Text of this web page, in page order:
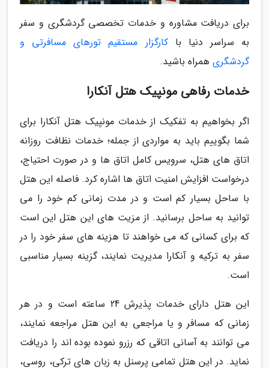
برای دریافت مشاوره و خدمات تخصصی گردشگری و سفر
به سراسر دنیا باکارگزار مستقیم تورهای مسافرتی و
گردشگری همراه باشید.
خدمات رفاهی مونپیک هتل آنکارا
اگر بخواهیم به تفکیک از خدمات مونپیک هتل آنکارا برای
شما بگوییم باید به مواردی از جمله؛ خدمات نظافت روزانه
اتاق های هتل، سرویس کامل اتاق ها و در صورت احتیاج،
درخواست افزایش امنیت اتاق ها اشاره کرد. فاصله این هتل
با ساحل بسیار کم است و در مدت زمانی کم خود را می
توانید به ساحل برسانید. از مزیت های این هتل این است
که برای کسانی که می خواهند تا هزینه های سفر خود را در
سفر به ترکیه و آنکارا مدیریت نمایند، گزینه بسیار مناسبی
است.
این هتل دارای خدمات پذیرش 24 ساعته است و در هر
زمانی که مسافر و یا مراجعی به این هتل مراجعه نمایند،
می توانند به آسانی اتاقی که رزرو نموده بوده اند را دریافت
نماید. در این هتل تمامی پرسنل به زبان های ترکی، روسی،